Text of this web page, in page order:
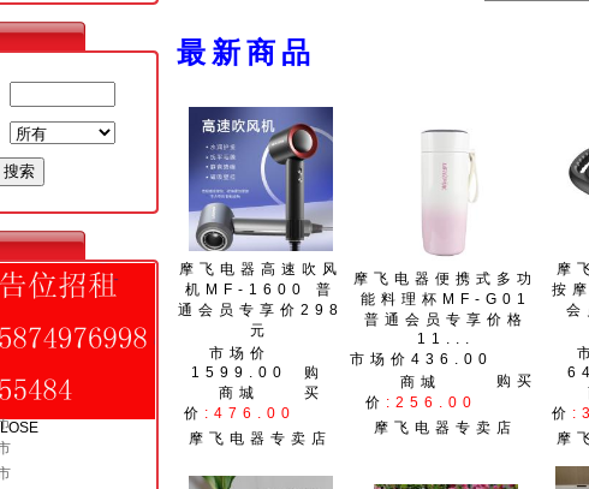
最新商
摩飞电器高速吹风
机MF-1600 普
通会员专享价298
元
市场价
1599.00
购
买
商城
价 :476.00
摩飞电器专卖店
摩飞电器便携式多功
能料理杯MF-G01
普通会员专享价格
11...
市场价436.00
购买
商城
价 :256.00
摩飞电器专卖店
摩
按
会
价
摩
CLOSE